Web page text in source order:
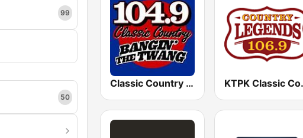
99
50
Classic Country 104.9 FM